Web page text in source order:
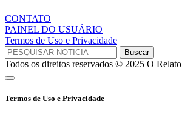
CONTATO
PAINEL DO USUÁRIO
Termos de Uso e Privacidade
Todos os direitos reservados © 2025 O Relato
Termos de Uso e Privacidade